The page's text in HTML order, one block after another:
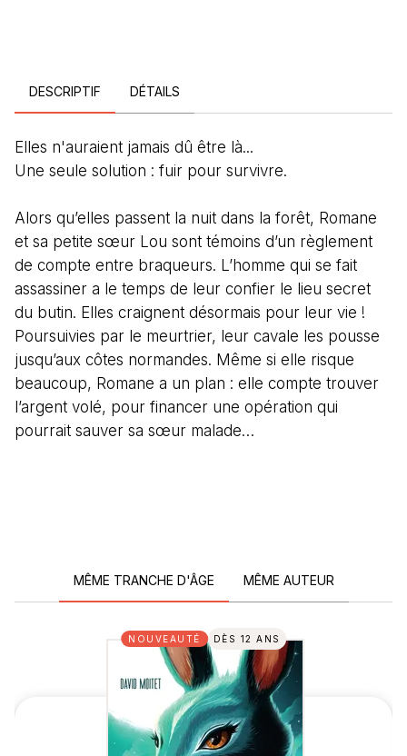
DESCRIPTIF DÉTAILS
Elles n'auraient jamais dû être là...
Une seule solution : fuir pour survivre.
Alors qu’elles passent la nuit dans la forêt, Romane
et sa petite sœur Lou sont témoins d’un règlement
de compte entre braqueurs. L’homme qui se fait
assassiner a le temps de leur confier le lieu secret
du butin. Elles craignent désormais pour leur vie !
Poursuivies par le meurtrier, leur cavale les pousse
jusqu’aux côtes normandes. Même si elle risque
beaucoup, Romane a un plan : elle compte trouver
l’argent volé, pour financer une opération qui
pourrait sauver sa sœur malade…
MÊME TRANCHE D'ÂGE MÊME AUTEUR
NOUVEAUTÉ DÈS 12 ANS